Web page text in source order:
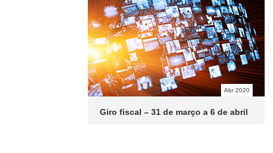
Giro fiscal – 31 de março a 6 de abril
Abr 2020